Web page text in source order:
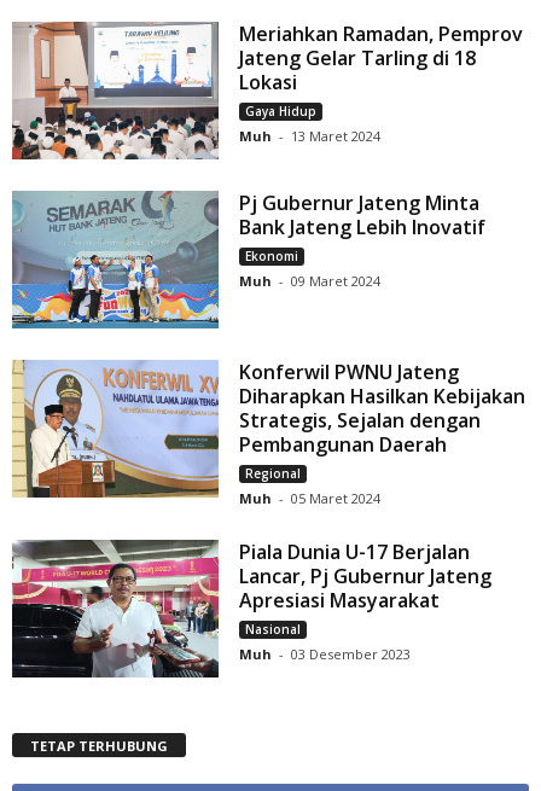
Meriahkan Ramadan, Pemprov
Jateng Gelar Tarling di 18
Lokasi
Gaya Hidup
Muh - 13 Maret 2024
Pj Gubernur Jateng Minta
Bank Jateng Lebih Inovatif
Ekonomi
Muh - 09 Maret 2024
Konferwil PWNU Jateng
Diharapkan Hasilkan Kebijakan
Strategis, Sejalan dengan
Pembangunan Daerah
Regional
Muh - 05 Maret 2024
Piala Dunia U-17 Berjalan
Lancar, Pj Gubernur Jateng
Apresiasi Masyarakat
Nasional
Muh - 03 Desember 2023
TETAP TERHUBUNG